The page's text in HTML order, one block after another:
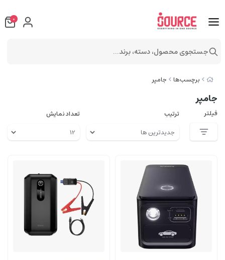
برچسب‌ها جامپر
جامپر
فیلتر ترتیب تعداد نمایش
0
جستجوی محصول، دسته، برند...